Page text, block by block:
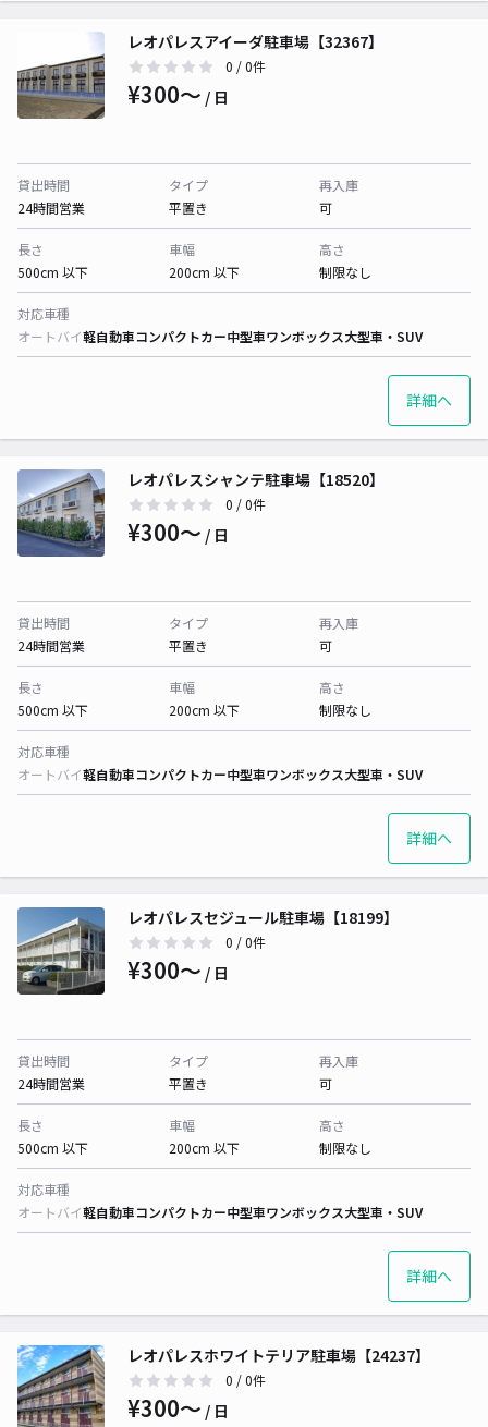
レオパレスアイーダ駐車場【32367】
0 / 0件
¥300〜 / 日
貸出時間
24時間営業
タイプ
平置き
再入庫
可
長さ
500cm 以下
車幅
200cm 以下
高さ
制限なし
対応車種
オートバイ軽自動車コンパクトカー中型車ワンボックス大型車・SUV
詳細へ
レオパレスシャンテ駐車場【18520】
0 / 0件
¥300〜 / 日
貸出時間
24時間営業
タイプ
平置き
再入庫
可
長さ
500cm 以下
車幅
200cm 以下
高さ
制限なし
対応車種
オートバイ軽自動車コンパクトカー中型車ワンボックス大型車・SUV
詳細へ
レオパレスセジュール駐車場【18199】
0 / 0件
¥300〜 / 日
貸出時間
24時間営業
タイプ
平置き
再入庫
可
長さ
500cm 以下
車幅
200cm 以下
高さ
制限なし
対応車種
オートバイ軽自動車コンパクトカー中型車ワンボックス大型車・SUV
詳細へ
レオパレスホワイトテリア駐車場【24237】
0 / 0件
¥300〜 / 日